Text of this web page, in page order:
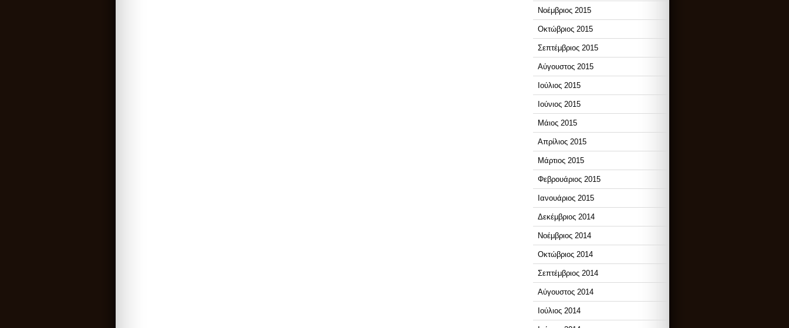
Νοέμβριος 2015
Οκτώβριος 2015
Σεπτέμβριος 2015
Αύγουστος 2015
Ιούλιος 2015
Ιούνιος 2015
Μάιος 2015
Απρίλιος 2015
Μάρτιος 2015
Φεβρουάριος 2015
Ιανουάριος 2015
Δεκέμβριος 2014
Νοέμβριος 2014
Οκτώβριος 2014
Σεπτέμβριος 2014
Αύγουστος 2014
Ιούλιος 2014